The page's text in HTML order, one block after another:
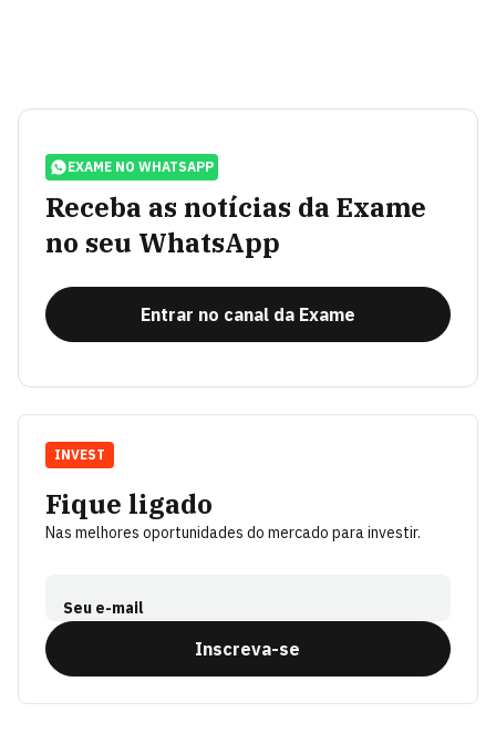
EXAME NO WHATSAPP
Receba as notícias da Exame
no seu WhatsApp
Entrar no canal da Exame
Fique ligado
Nas melhores oportunidades do mercado para investir.
Seu e-mail
Inscreva-se
INVEST